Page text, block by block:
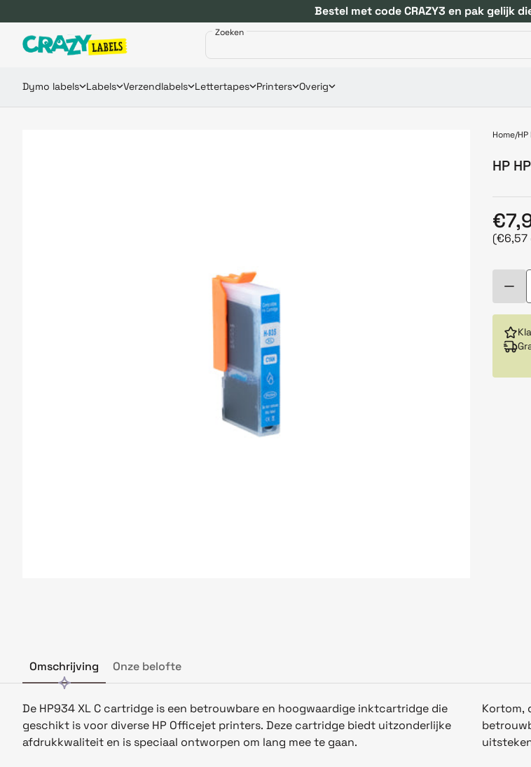
Bestel met code CRAZY3 en pak gelijk
Zoeken
Dymo labels Labels Verzendlabels Lettertapes Printers Overig
Home HP
HP
(€6,57
Omschrijving Onze belofte
De HP934XL C cartridge is een betrouwbare en hoogwaardige inktcartridge die
geschikt is voor diverse HP Officejet printers. Deze cartridge biedt uitzonderlijke
afdrukkwaliteit en is speciaal ontworpen om lang mee te gaan.
Kortom,